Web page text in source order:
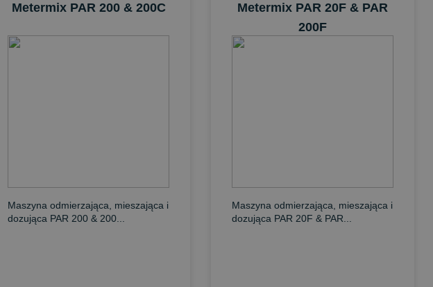
Metermix PAR 200 & 200C
Maszyna odmierzająca, mieszająca i
dozująca PAR 200 & 200...
Metermix PAR 20F & PAR
200F
Maszyna odmierzająca, mieszająca i
dozująca PAR 20F & PAR...